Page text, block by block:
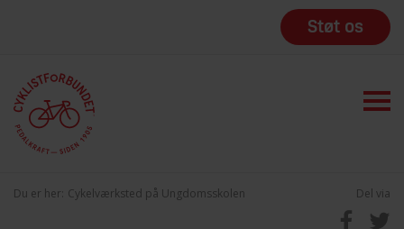
Støt os
Du er her: Cykelværksted på Ungdomsskolen Del via